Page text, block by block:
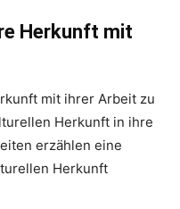
Herkunft mit
mit ihrer Arbeit zu
Herkunft in ihre
erzählen eine
Herkunft